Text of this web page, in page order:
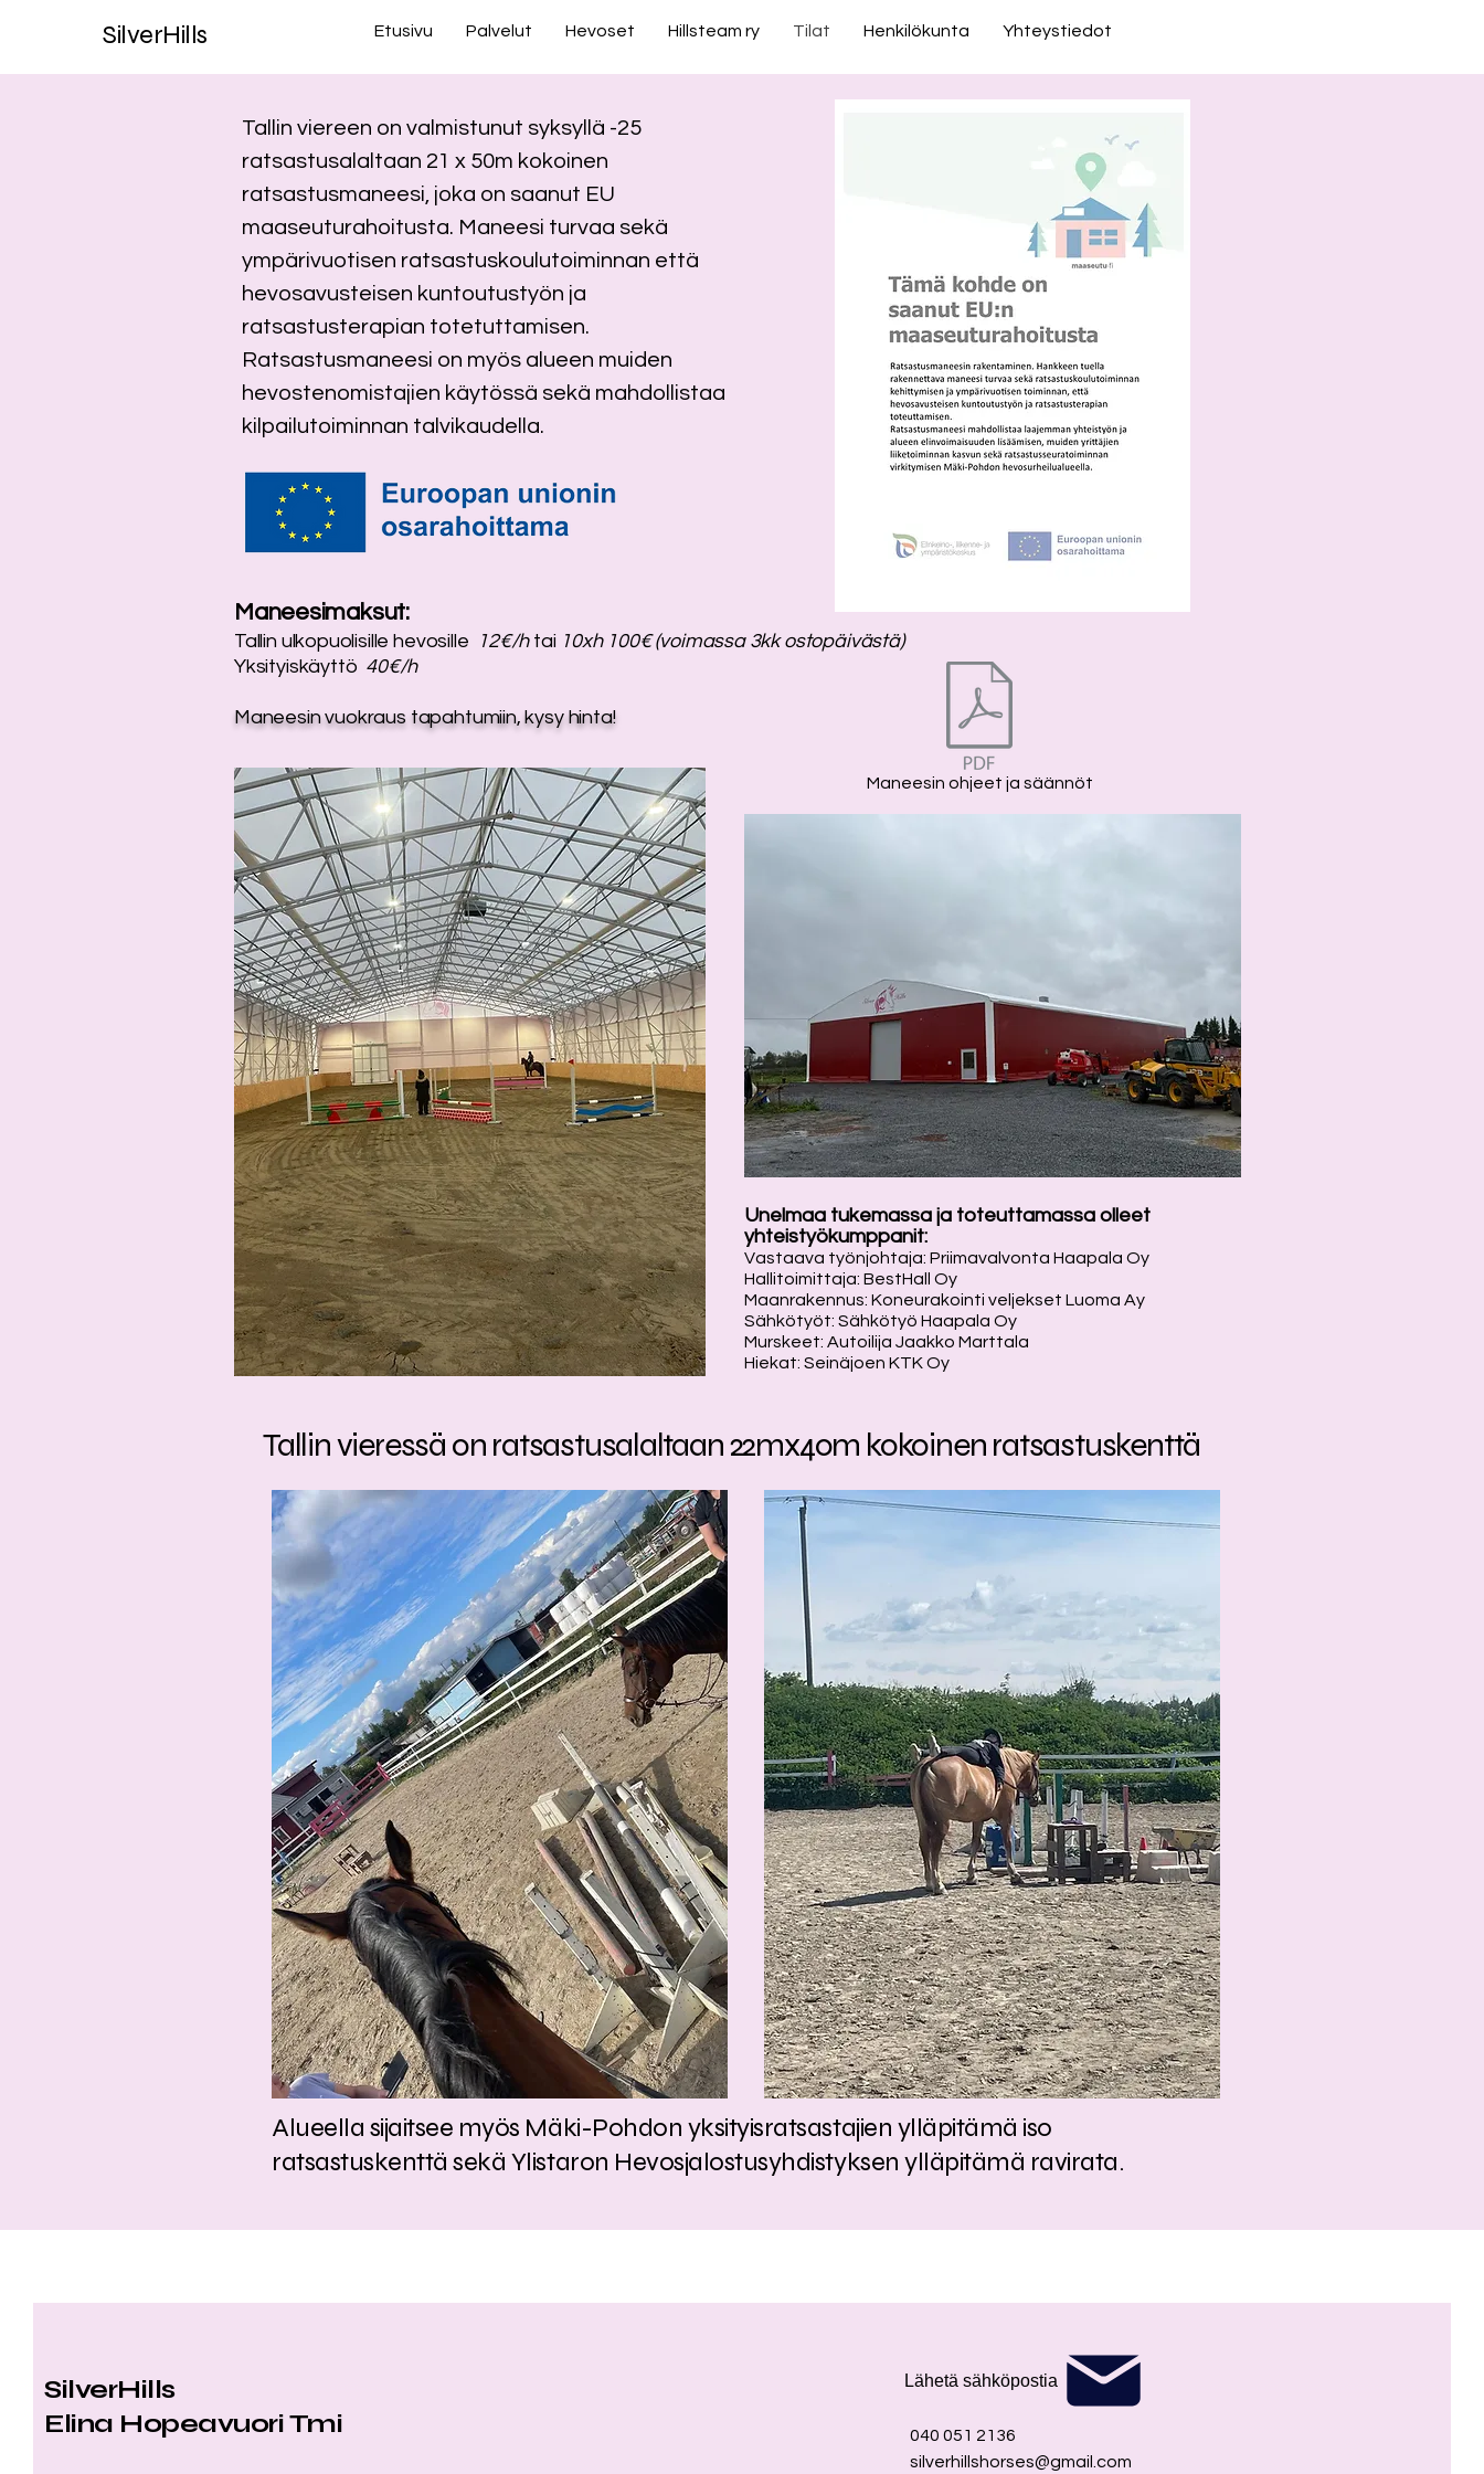
SilverHills Etusivu Palvelut Hevoset Hillsteam ry Tilat Henkilökunta Yhteystiedot
Tallin viereen on valmistunut syksyllä -25
ratsastusalaltaan 21 x 50m kokoinen
ratsastusmaneesi, joka on saanut EU
maaseuturahoitusta. Maneesi turvaa sekä
ympärivuotisen ratsastuskoulutoiminnan että
hevosavusteisen kuntoutustyön ja
ratsastusterapian totetuttamisen.
Ratsastusmaneesi on myös alueen muiden
hevostenomistajien käytössä sekä mahdollistaa
kilpailutoiminnan talvikaudella.
Maneesimaksut:
Tallin ulkopuolisille hevosille 12€/h tai 10xh 100€ (voimassa 3kk ostopäivästä)
Yksityiskäyttö 40€/h
Maneesin vuokraus tapahtumiin, kysy hinta!
Unelmaa tukemassa ja toteuttamassa olleet
yhteistyökumppanit:
Vastaava työnjohtaja: Priimavalvonta Haapala Oy
Hallitoimittaja: BestHall Oy
Maanrakennus: Koneurakointi veljekset Luoma Ay
Sähkötyöt: Sähkötyö Haapala Oy
Murskeet: Autoilija Jaakko Marttala
Hiekat: Seinäjoen KTK Oy
Maneesin ohjeet ja säännöt
Tallin vieressä on ratsastusalaltaan 22mx40m kokoinen ratsastuskenttä
Alueella sijaitsee myös Mäki-Pohdon yksityisratsastajien ylläpitämä iso
ratsastuskenttä sekä Ylistaron Hevosjalostusyhdistyksen ylläpitämä ravirata.
SilverHills
Elina Hopeavuori Tmi
Lähetä sähköpostia
040 051 2136
silverhillshorses@gmail.com